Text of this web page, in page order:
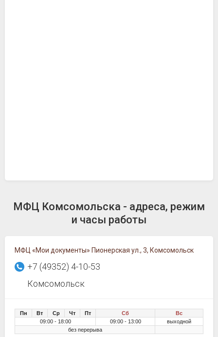
МФЦ Комсомольска - адреса, режим
и часы работы
МФЦ «Мои документы» Пионерская ул., 3, Комсомольск
+7 (49352) 4-10-53
Комсомольск
Пн Вт Ср Чт Пт Сб
Вс
09:00 - 18:00
09:00 - 13:00
выходной
без перерыва